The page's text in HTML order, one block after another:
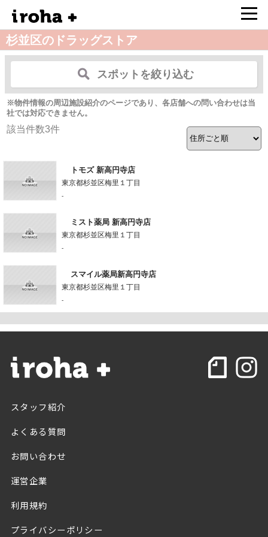
杉並区のドラッグストア
スポットを絞り込む
※物件情報の周辺施設紹介のページであり、各店舗への問い合わせは当
社では対応できません。
該当件数3件
トモズ 新高円寺店
東京都杉並区梅里１丁目
-
ミスト薬局 新高円寺店
東京都杉並区梅里１丁目
-
スマイル薬局新高円寺店
東京都杉並区梅里１丁目
-
スタッフ紹介
よくある質問
お問い合わせ
運営企業
利用規約
プライバシーポリシー